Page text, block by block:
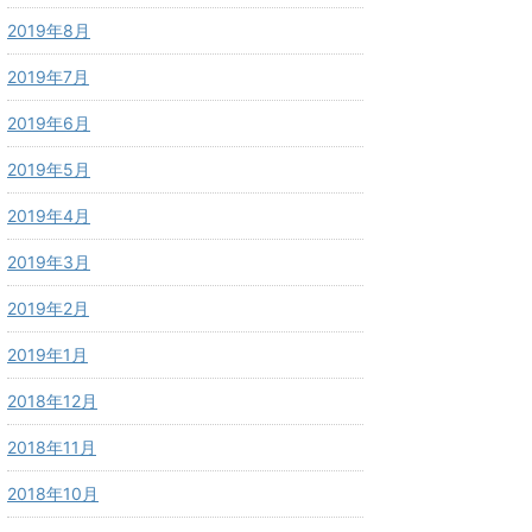
2019年8月
2019年7月
2019年6月
2019年5月
2019年4月
2019年3月
2019年2月
2019年1月
2018年12月
2018年11月
2018年10月